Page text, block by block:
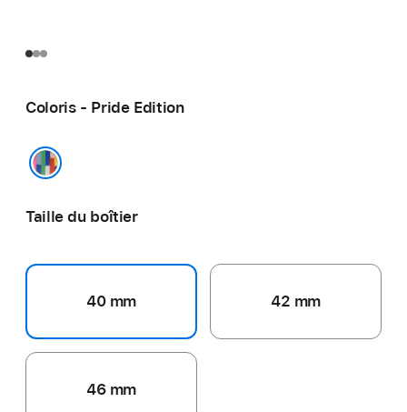
Coloris - Pride Edition
Taille du boîtier
40 mm 42 mm
46 mm